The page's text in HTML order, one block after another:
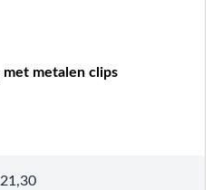
met metalen clips